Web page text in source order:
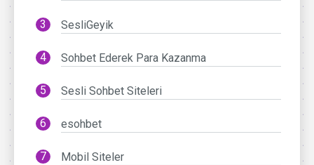
SesliGeyik
Sohbet Ederek Para Kazanma
Sesli Sohbet Siteleri
esohbet
Mobil Siteler